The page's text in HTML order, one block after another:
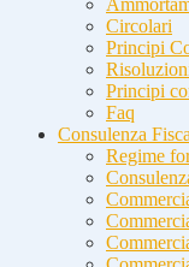
Circolari
Principi
Principi
Faq
Consulenza
Regime